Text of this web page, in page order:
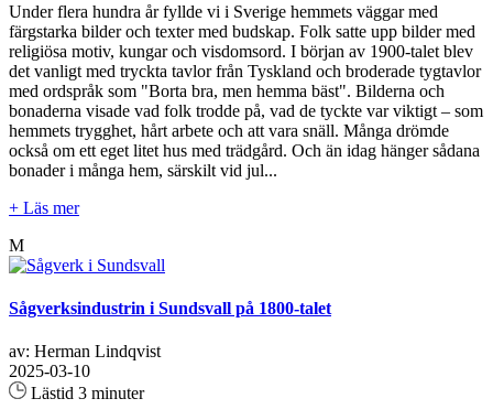
Under flera hundra år fyllde vi i Sverige hemmets väggar med
färgstarka bilder och texter med budskap. Folk satte upp bilder med
religiösa motiv, kungar och visdomsord. I början av 1900-talet blev
det vanligt med tryckta tavlor från Tyskland och broderade tygtavlor
med ordspråk som "Borta bra, men hemma bäst". Bilderna och
bonaderna visade vad folk trodde på, vad de tyckte var viktigt – som
hemmets trygghet, hårt arbete och att vara snäll. Många drömde
också om ett eget litet hus med trädgård. Och än idag hänger sådana
bonader i många hem, särskilt vid jul...
+ Läs mer
M
Sågverksindustrin i Sundsvall på 1800-talet
av: Herman Lindqvist
2025-03-10
Lästid 3 minuter